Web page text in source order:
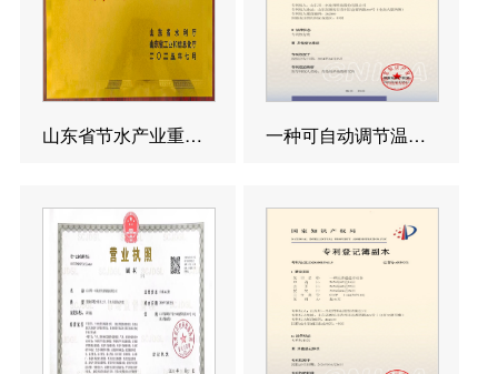
山东省节水产业重点企业 一种可自动调节温度的反渗透造水设备发明专利